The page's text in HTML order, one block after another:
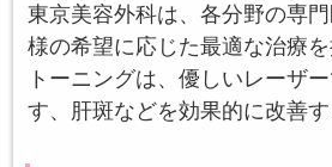
東京美容外科は、各分野の専
様の希望に応じた最適な治療
トーニングは、優しいレーザ
す、肝斑などを効果的に改善す